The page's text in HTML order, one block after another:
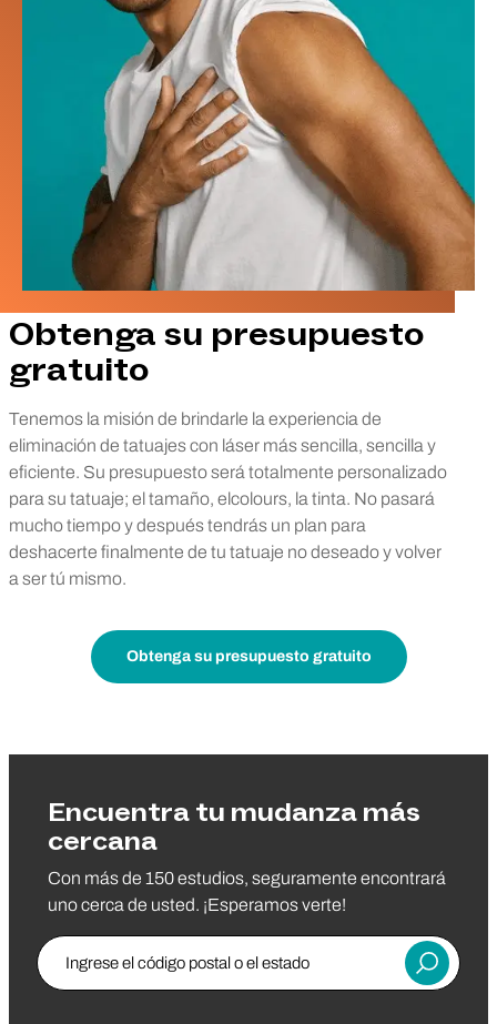
Obtenga su presupuesto
gratuito
Tenemos la misión de brindarle la experiencia de
eliminación de tatuajes con láser más sencilla, sencilla y
eficiente. Su presupuesto será totalmente personalizado
para su tatuaje; el tamaño, elcolours, la tinta. No pasará
mucho tiempo y después tendrás un plan para
deshacerte finalmente de tu tatuaje no deseado y volver
a ser tú mismo.
Obtenga su presupuesto gratuito
Encuentra tu mudanza más
cercana
Con más de 150 estudios, seguramente encontrará
uno cerca de usted. ¡Esperamos verte!
Ingrese el código postal o el estado
Entregar